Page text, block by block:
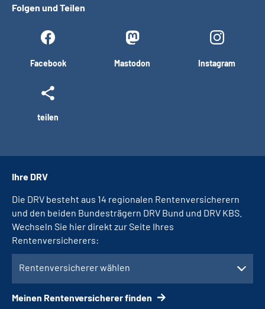
Folgen und Teilen
Facebook Mastodon Instagram
teilen
Ihre DRV
Die DRV besteht aus 14 regionalen Rentenversicherern
und den beiden Bundesträgern DRV Bund und DRV KBS.
Wechseln Sie hier direkt zur Seite Ihres
Rentenversicherers:
Rentenversicherer wählen
Meinen Rentenversicherer finden